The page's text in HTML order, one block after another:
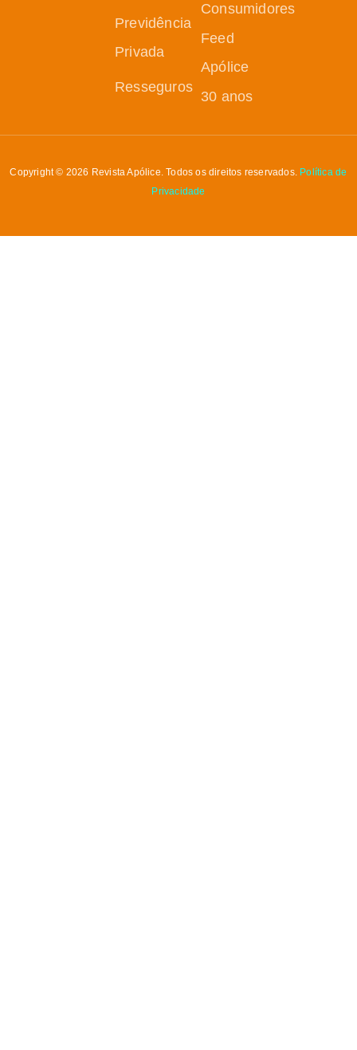
Previdência
Privada
Resseguros
Consumidores
Feed
Apólice
30 anos
Copyright © 2026 Revista Apólice. Todos os direitos reservados. Política de
Privacidade